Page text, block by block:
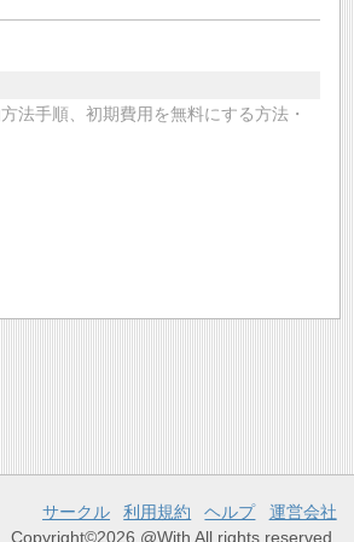
法手順、初期費用を無料にする方法・
サークル 利用規約 ヘルプ
運営会社
Copyright©2026 @With All rights reserved.